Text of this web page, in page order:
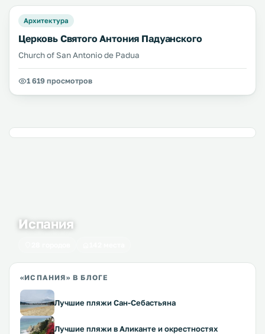
Архитектура
Церковь Святого Антония Падуанского
Church of San Antonio de Padua
1 619 просмотров
Испания
«ИСПАНИЯ» В БЛОГЕ
Лучшие пляжи Сан-Себастьяна
Лучшие пляжи в Аликанте и окрестностях